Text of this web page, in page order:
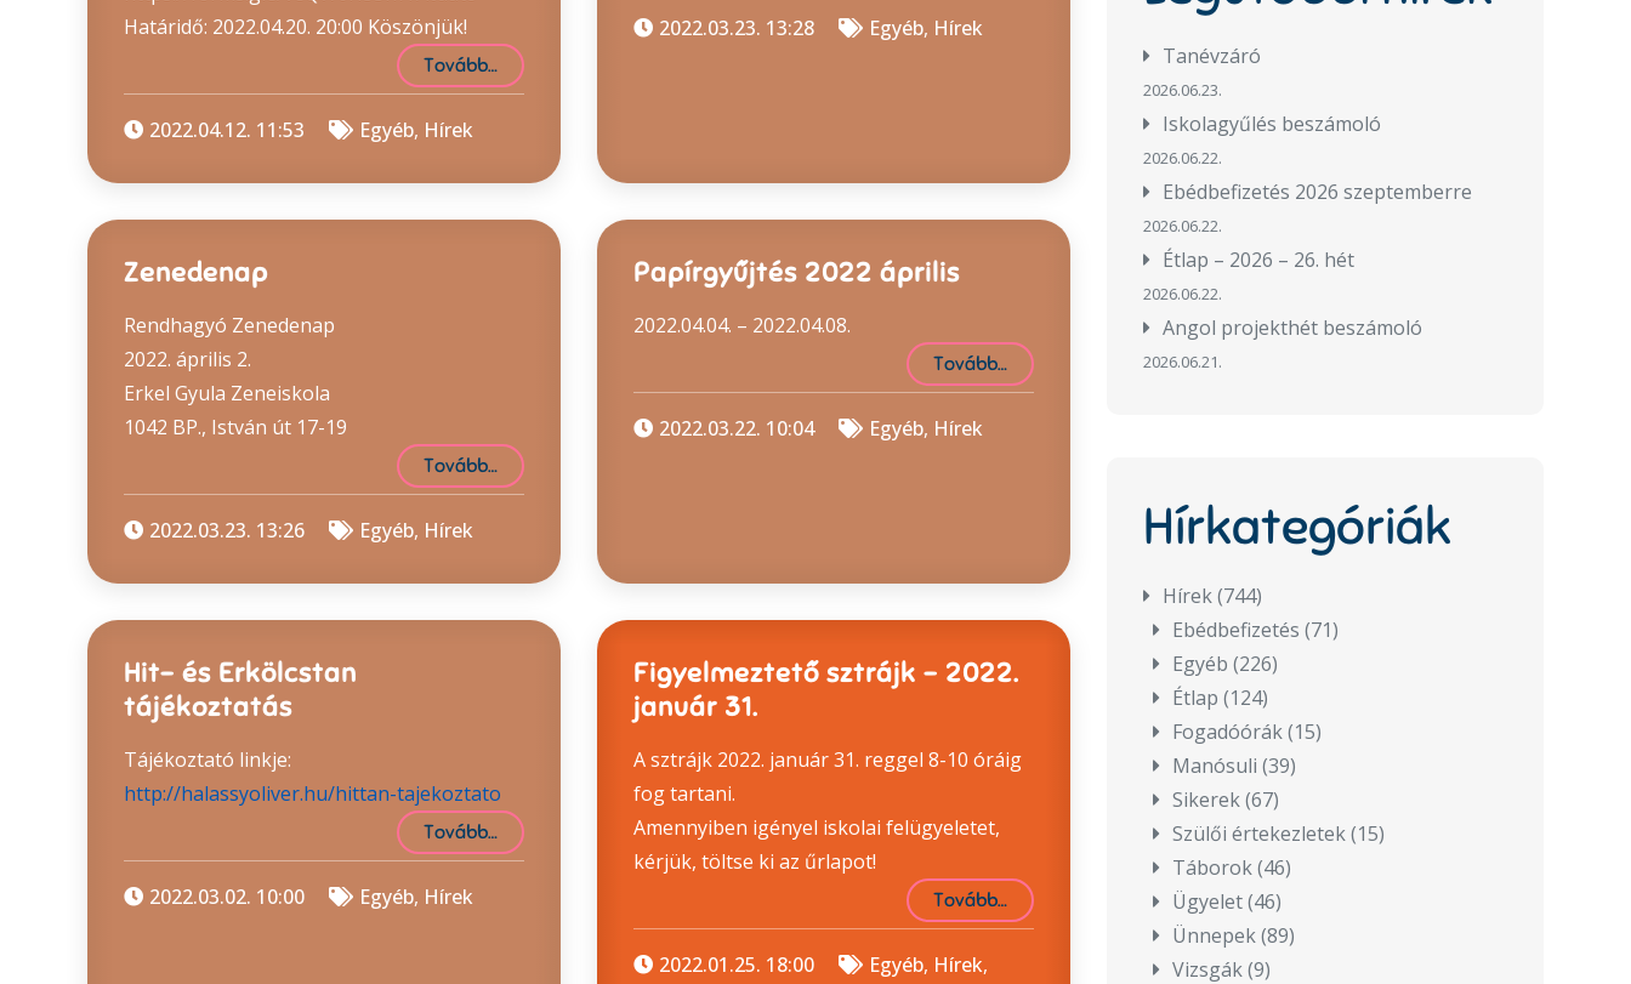
Határidő: 2022.04.20. 20:00 Köszönjük!
Tovább…
2022.04.12. 11:53 Egyéb, Hírek
2022.03.23. 13:28 Egyéb, Hírek
Zenedenap
Rendhagyó Zenedenap
2022. április 2.
Erkel Gyula Zeneiskola
1042 BP., István út 17-19
Tovább…
2022.03.23. 13:26 Egyéb, Hírek
Papírgyűjtés 2022 április
2022.04.04. – 2022.04.08.
Tovább…
2022.03.22. 10:04 Egyéb, Hírek
Hit- és Erkölcstan
tájékoztatás
Tájékoztató linkje:
http://halassyoliver.hu/hittan-tajekoztato
Tovább…
2022.03.02. 10:00 Egyéb, Hírek
Figyelmeztető sztrájk – 2022.
január 31.
A sztrájk 2022. január 31. reggel 8-10 óráig
fog tartani.
Amennyiben igényel iskolai felügyeletet,
kérjük, töltse ki az űrlapot!
Tovább…
2022.01.25. 18:00 Egyéb, Hírek,
Tanévzáró
2026.06.23.
Iskolagyűlés beszámoló
2026.06.22.
Ebédbefizetés 2026 szeptemberre
2026.06.22.
Étlap – 2026 – 26. hét
2026.06.22.
Angol projekthét beszámoló
2026.06.21.
Hírkategóriák
Hírek(744)
Ebédbefizetés (71)
Egyéb (226)
Étlap (124)
Fogadóórák(15)
Manósuli (39)
Sikerek(67)
Szülői értekezletek(15)
Táborok(46)
Ügyelet(46)
Ünnepek(89)
Vizsgák(9)